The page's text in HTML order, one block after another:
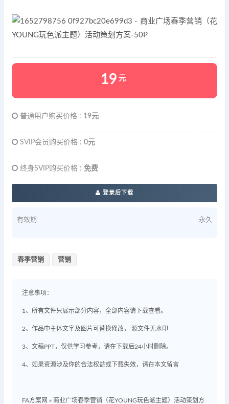
19 元
普通用户购买价格 : 19元
SVIP会员购买价格 : 0元
终身SVIP购买价格 : 免费
登录后下载
有效期 永久
春季营销 营销
注意事项：
1、所有文件只展示部分内容，全部内容请下载查看。
2、作品中主体文字及图片可替换修改， 源文件无水印
3、文稿PPT，仅供学习参考，请在下载后24小时删除。
4、如果资源涉及你的合法权益或下载失效，请在本文留言
FA方案网 » 商业广场春季营销（花YOUNG玩色派主题）活动策划方